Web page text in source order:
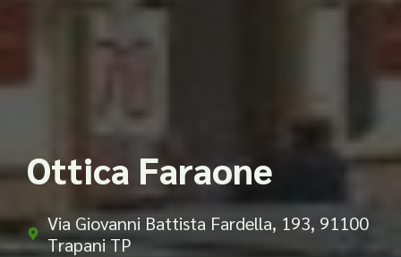
Ottica Faraone
Via Giovanni Battista Fardella, 193, 91100
Trapani TP